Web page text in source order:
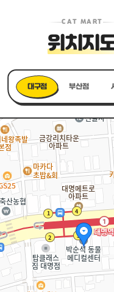
CAT MART
위치지
대구점 부산점